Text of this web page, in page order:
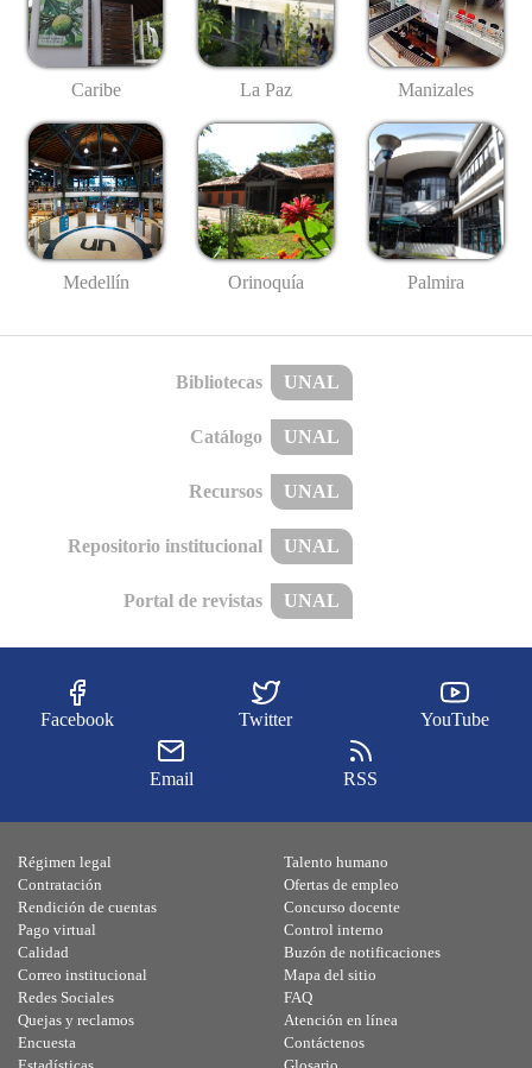
Caribe La Paz Manizales
Medellín Orinoquía Palmira
Bibliotecas UNAL
Catálogo UNAL
Recursos UNAL
Repositorio institucional UNAL
Portal de revistas UNAL
Facebook Twitter YouTube
Email RSS
Régimen legal
Contratación
Rendición de cuentas
Pago virtual
Calidad
Talento humano
Ofertas de empleo
Concurso docente
Control interno
Buzón de notificaciones
Correo institucional
Redes Sociales
Quejas y reclamos
Encuesta
Mapa del sitio
FAQ
Atención en línea
Contáctenos